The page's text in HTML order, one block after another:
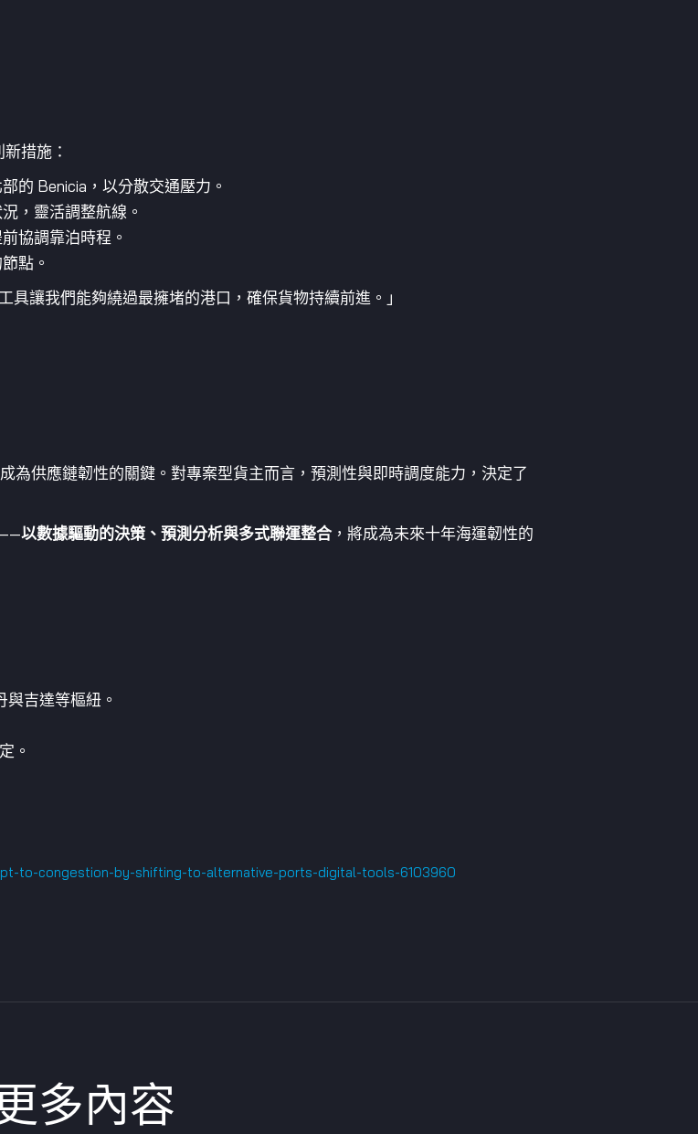
措施：
的 Benicia，以分散交通壓力。
，靈活調整航線。
協調靠泊時程。
點。
具讓我們能夠繞過最擁堵的港口，確保貨物持續前進。」
為供應鏈韌性的關鍵。對專案型貨主而言，預測性與即時調度能力，決定了
以數據驅動的決策、預測分析與多式聯運整合 ，將成為未來十年海運韌性的
吉達等樞紐。
。
to-congestion-by-shifting-to-alternative-ports-digital-tools-6103960
多內容